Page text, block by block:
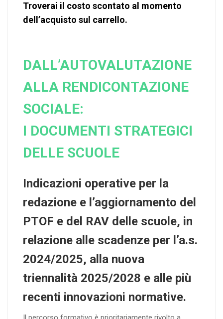
Troverai il costo scontato al momento
dell’acquisto sul carrello.
DALL’AUTOVALUTAZIONE
ALLA RENDICONTAZIONE
SOCIALE:
I DOCUMENTI STRATEGICI
DELLE SCUOLE
Indicazioni operative per la
redazione e l’aggiornamento del
PTOF e del RAV delle scuole, in
relazione alle scadenze per l’a.s.
2024/2025, alla nuova
triennalità 2025/2028 e alle più
recenti innovazioni normative.